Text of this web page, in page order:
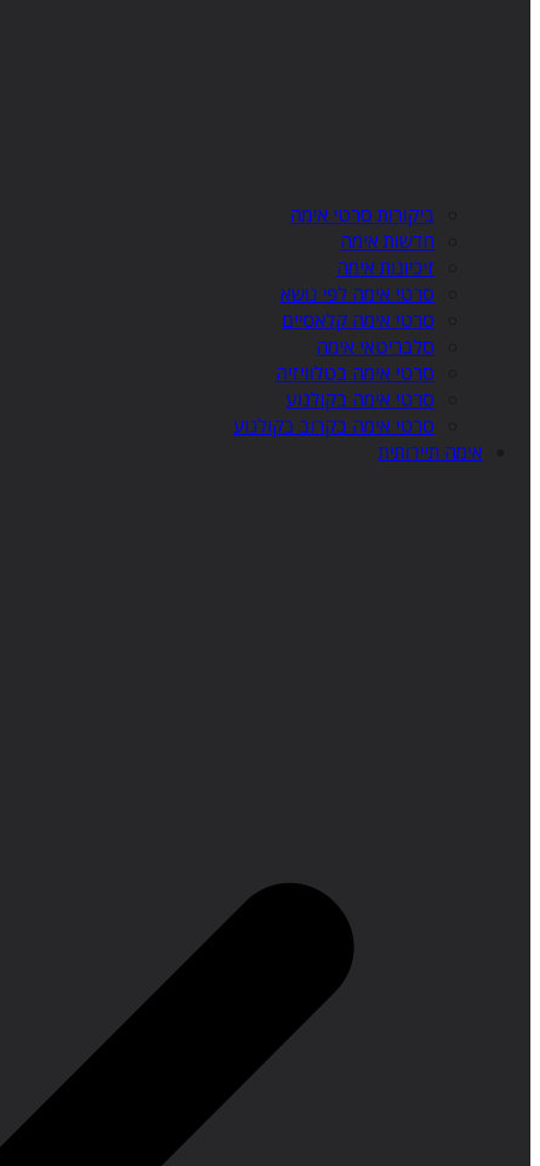
ביקורות סרטי אימה
חדשות אימה
זיכיונות אימה
סרטי אימה לפי נושא
סרטי אימה קלאסיים
סלבריטאי אימה
סרטי אימה בטלוויזיה
סרטי אימה בקולנוע
סרטי אימה בקרוב בקולנוע
אימה תיירותית